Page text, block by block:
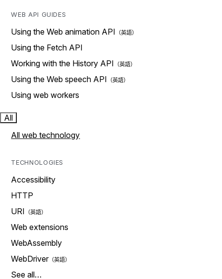
WEB API GUIDES
Using the Web animation API
Using the Fetch API
Working with the History API
Using the Web speech API
Using web workers
All
All web technology
TECHNOLOGIES
Accessibility
HTTP
URI
Web extensions
WebAssembly
WebDriver
See all…